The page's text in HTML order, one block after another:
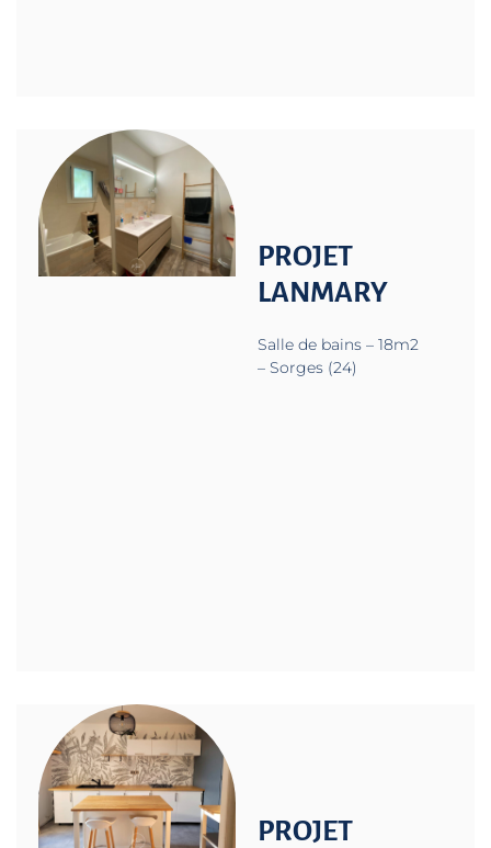
PROJET
LANMARY
Salle de bains – 18m2
– Sorges (24)
PROJET